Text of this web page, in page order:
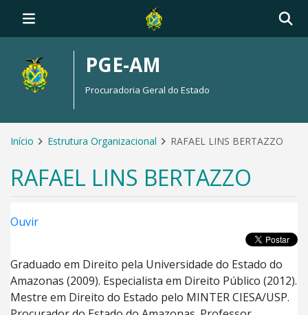
PGE-AM
Procuradoria Geral do Estado
Início Estrutura Organizacional RAFAEL LINS BERTAZZO
RAFAEL LINS BERTAZZO
Ouvir
Graduado em Direito pela Universidade do Estado do
Amazonas (2009). Especialista em Direito Público (2012).
Mestre em Direito do Estado pelo MINTER CIESA/USP.